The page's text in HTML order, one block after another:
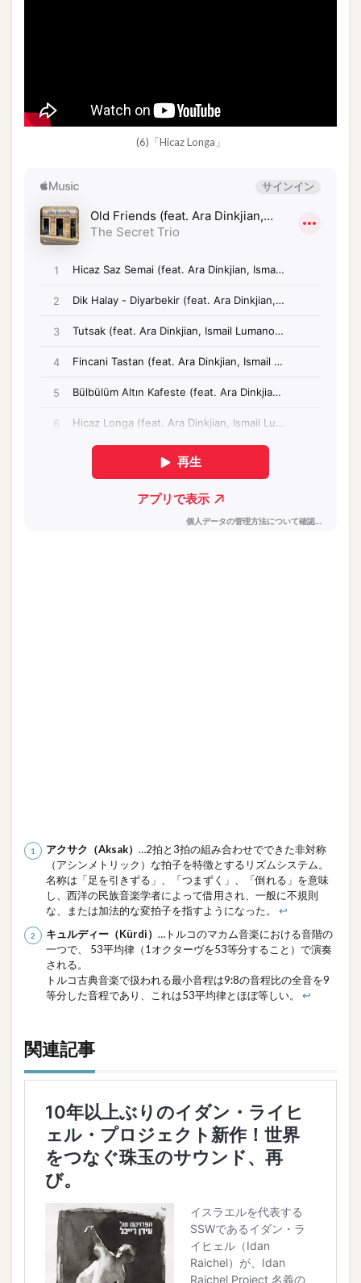
(6)「Hicaz Longa」
アクサク（Aksak） …2拍と3拍の組み合わせでできた非対称
（アシンメトリック）な拍子を特徴とするリズムシステム。
名称は「足を引きずる」、「つまずく」、「倒れる」を意味
し、西洋の民族音楽学者によって借用され、一般に不規則
な、または加法的な変拍子を指すようになった。 ↩︎
キュルディー（Kürdi） …トルコのマカム音楽における音階の
一つで、 53平均律（1オクターヴを53等分すること）で演奏
される。
トルコ古典音楽で扱われる最小音程は9:8の音程比の全音を9
等分した音程であり、これは53平均律とほぼ等しい。 ↩︎
関連記事